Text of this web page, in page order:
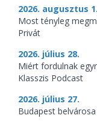
2026. augusztus 1.
Most tényleg
Privát
2026. július 28.
Miért fordulnak
Klasszis Podcast
2026. július 27.
Budapest